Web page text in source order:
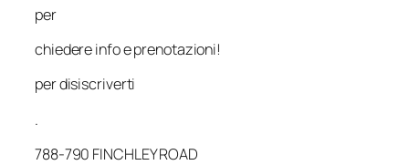
per
chiedere info e prenotazioni!
per disiscriverti
.
788-790 FINCHLEY ROAD